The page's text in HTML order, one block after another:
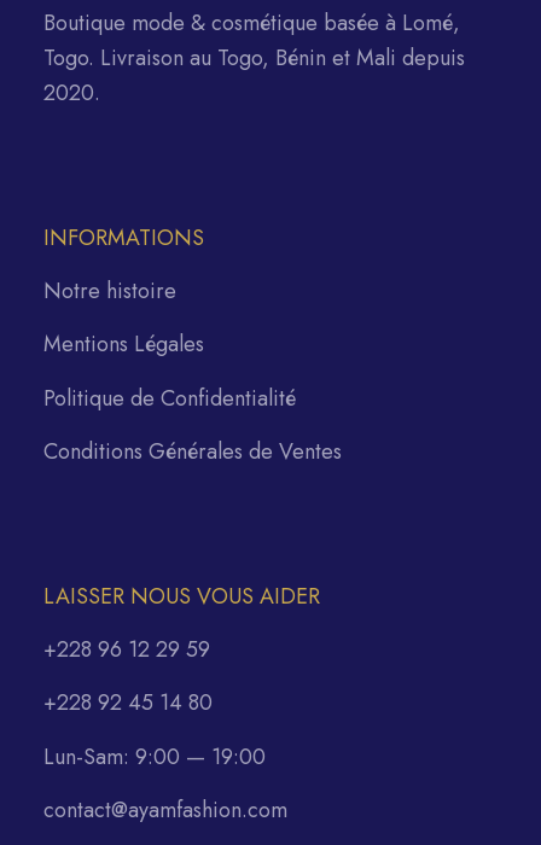
Boutique mode & cosmétique basée à Lomé,
Togo. Livraison au Togo, Bénin et Mali depuis
2020.
INFORMATIONS
Notre histoire
Mentions Légales
Politique de Confidentialité
Conditions Générales de Ventes
LAISSER NOUS VOUS AIDER
+228 96 12 29 59
+228 92 45 14 80
Lun-Sam: 9:00 — 19:00
contact@ayamfashion.com